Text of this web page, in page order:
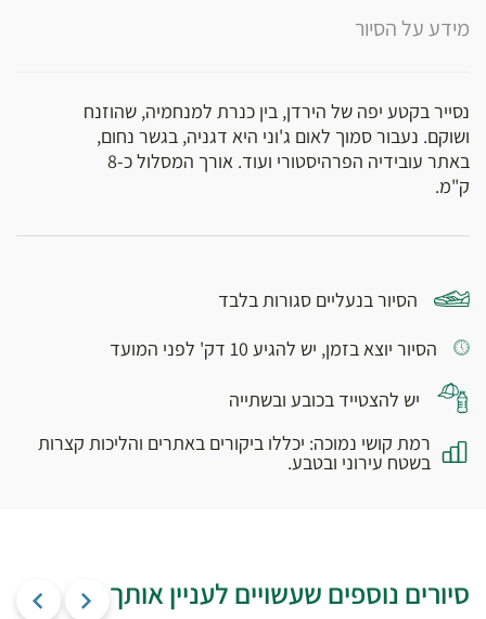
מידע על הסיור
נסייר בקטע יפה של הירדן, בין כנרת למנחמיה, שהוזנח
ושוקם. נעבור סמוך לאום ג'וני היא דגניה, בגשר נחום,
באתר עובידיה הפרהיסטורי ועוד. אורך המסלול כ-8
ק"מ.
הסיור בנעליים סגורות בלבד
הסיור יוצא בזמן, יש להגיע 10 דק' לפני המועד
יש להצטייד בכובע ובשתייה
רמת קושי נמוכה: יכללו ביקורים באתרים והליכות קצרות
בשטח עירוני ובטבע.
סיורים נוספים שעשויים לעניין אותך